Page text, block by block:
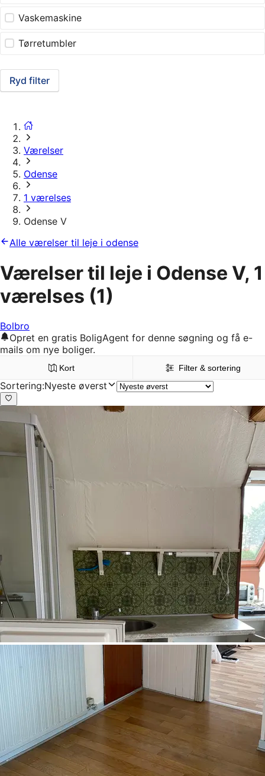
Vaskemaskine
Tørretumbler
Ryd filter
Værelser
Odense
1 værelses
Odense V
Alle værelser til leje i odense
Værelser til leje i Odense V, 1
værelses (1)
Bolbro
Opret en gratis BoligAgent for denne søgning og få e-
mails om nye boliger.
Kort Filter & sortering
Sortering:Nyeste øverst